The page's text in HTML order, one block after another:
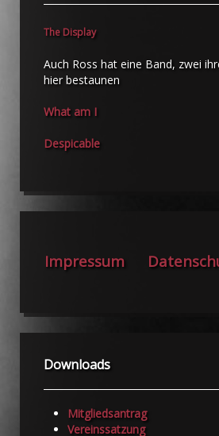
The Display
Auch Ross hat eine Band, zwei
hier bestaunen
What am I
Despicable
Impressum
Downloads
Mitgliedsantrag
Vereinssatzung